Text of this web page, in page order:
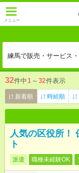
メニュー
練馬で販売・サービス
32件中1 ～ 32件表示
新着順 時給順
人気の区役所！
ト
派遣 職種未経験OK